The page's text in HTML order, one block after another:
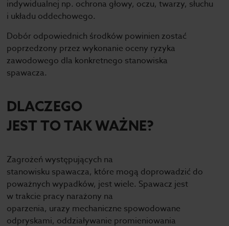
indywidualnej np. ochrona głowy, oczu, twarzy, słuchu
i układu oddechowego.
Dobór odpowiednich środków powinien zostać
poprzedzony przez wykonanie oceny ryzyka
zawodowego dla konkretnego stanowiska
spawacza.
DLACZEGO
JEST TO TAK WAŻNE?
Zagrożeń występujących na
stanowisku spawacza, które mogą doprowadzić do
poważnych wypadków, jest wiele. Spawacz jest
w trakcie pracy narażony na
oparzenia, urazy mechaniczne spowodowane
odpryskami, oddziaływanie promieniowania